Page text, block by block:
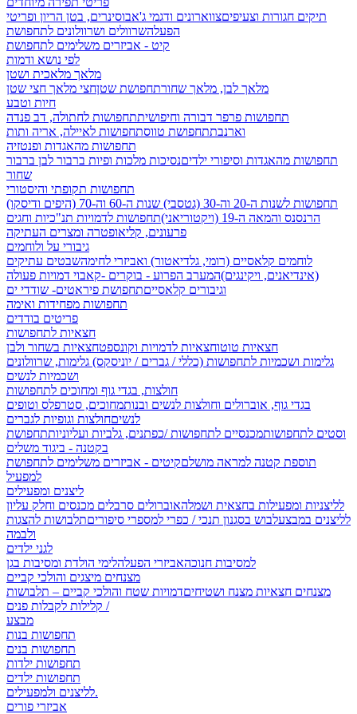
תיקים חגורות וצעיפיםצווארונים ודגמי ג'אבוסינרים, בטן הריון ופריטי
הפעלהשרוולים ושרוולונים לתחפושת
קיט - אביזרים משלימים לתחפושת
לפי נושא ודמות
מלאך מלאכית ושטן
מלאך לבן, מלאך שחורתחפושת שטןחצי מלאך חצי שטן
חיות וטבע
תחפושות פרפר דבורה וחיפושיתתחפושות לחתולה, דב פנדה
וארנבתתחפושת טווסתחפושות לאיילה, אריה ותות
תחפושות מהאגדות ופנטזיה
תחפושות מהאגדות וסיפורי ילדיםנסיכות מלכות ופיות ברבור לבן ברבור
שחור
תחפושות תקופתי והיסטורי
תחפושות לשנות ה-20 וה-30 (גטסבי)
שנות ה-60 וה-70 (היפים ודיסקו)
הרנסנס והמאה ה-19 (ויקטוריאני)
תחפושות לדמויות תנ"כיות וחגים
פרעונים, קליאופטרה ומצרים העתיקה
גיבורי על ולוחמים
לוחמים קלאסיים (רומי, גלדיאטור) ואביזרי לחימהשבטים עתיקים
(אינדיאנים, ויקינגים)המערב הפרוע - בוקרים -קאבוי דמויות פעולה
וגיבורים קלאסייםתחפושת פיראטים- שודדי ים
תחפושות מפחידות ואימה
פריטים בודדים
חצאיות לתחפושות
חצאיות טוטוחצאיות לדמויות וקונספטחצאיות בשחור ולבן
גלימות ושכמיות לתחפושות (כללי / גברים / יוניסקס) גלימות, שרוולונים
ושכמיות לנשים
חולצות, בגדי גוף ומחוכים לתחפושות
בגדי גוף, אוברולים וחולצות לנשים ובנותמחוכים, סטרפלס וטופים
לנשיםחולצות וגופיות לגברים
וסטים לתחפושותמכנסיים לתחפושות /כפתנים, גלביות ועליוניותתחפושת
בקטנה - ביגוד משלים
תוספת קטנה למראה מושלםקיטים - אביזרים משלימים לתחפושת
למפעיל
ליצנים ומפעילים
לליצניות ומפעילות בחצאית ושמלהאוברולים סרבלים מכנסים וחלק עליון
לליצנים במבצעלבוש בסגנון תנכי / כפרי למספרי סיפוריםתלבושות להצגות
ולבמה
לגני ילדים
למסיבות חנוכהאביזרי הפעלהלימי הולדת ומסיבות בגן
מצנחים מיצגים והולכי קביים
מצנחים חצאיות מצנח ושטיחיםדמויות שטח והולכי קביים – תלבושות
קלילות לקבלות פנים /
מבצע
תחפושות בנות
תחפושות בנים
תחפושות ילדות
תחפושות ילדים
לליצנים ולמפעילים.
אביזרי פורים